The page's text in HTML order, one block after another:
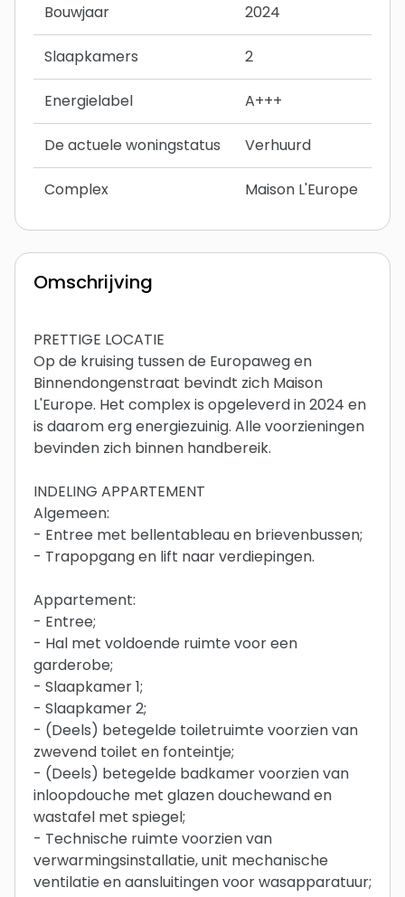
Bouwjaar 2024
Slaapkamers 2
Energielabel A+++
De actuele woningstatus Verhuurd
Complex Maison L'Europe
Omschrijving
PRETTIGE LOCATIE
Op de kruising tussen de Europaweg en
Binnendongenstraat bevindt zich Maison
L'Europe. Het complex is opgeleverd in 2024 en
is daarom erg energiezuinig. Alle voorzieningen
bevinden zich binnen handbereik.
INDELING APPARTEMENT
Algemeen:
- Entree met bellentableau en brievenbussen;
- Trapopgang en lift naar verdiepingen.
Appartement:
- Entree;
- Hal met voldoende ruimte voor een
garderobe;
- Slaapkamer 1;
- Slaapkamer 2;
- (Deels) betegelde toiletruimte voorzien van
zwevend toilet en fonteintje;
- (Deels) betegelde badkamer voorzien van
inloopdouche met glazen douchewand en
wastafel met spiegel;
- Technische ruimte voorzien van
verwarmingsinstallatie, unit mechanische
ventilatie en aansluitingen voor wasapparatuur;